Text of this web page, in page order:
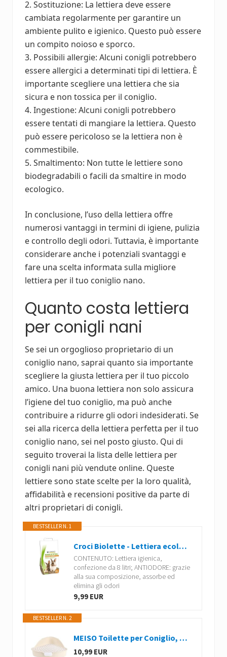
2. Sostituzione: La lettiera deve essere
cambiata regolarmente per garantire un
ambiente pulito e igienico. Questo può essere
un compito noioso e sporco.
3. Possibili allergie: Alcuni conigli potrebbero
essere allergici a determinati tipi di lettiera. È
importante scegliere una lettiera che sia
sicura e non tossica per il coniglio.
4. Ingestione: Alcuni conigli potrebbero
essere tentati di mangiare la lettiera. Questo
può essere pericoloso se la lettiera non è
commestibile.
5. Smaltimento: Non tutte le lettiere sono
biodegradabili o facili da smaltire in modo
ecologico.
In conclusione, l’uso della lettiera offre
numerosi vantaggi in termini di igiene, pulizia
e controllo degli odori. Tuttavia, è importante
considerare anche i potenziali svantaggi e
fare una scelta informata sulla migliore
lettiera per il tuo coniglio nano.
Quanto costa lettiera
per conigli nani
Se sei un orgoglioso proprietario di un
coniglio nano, saprai quanto sia importante
scegliere la giusta lettiera per il tuo piccolo
amico. Una buona lettiera non solo assicura
l’igiene del tuo coniglio, ma può anche
contribuire a ridurre gli odori indesiderati. Se
sei alla ricerca della lettiera perfetta per il tuo
coniglio nano, sei nel posto giusto. Qui di
seguito troverai la lista delle lettiera per
conigli nani più vendute online. Queste
lettiere sono state scelte per la loro qualità,
affidabilità e recensioni positive da parte di
altri proprietari di conigli.
BESTSELLER N. 1
Croci Biolette - Lettiera ecologica 8 litri, lettiera pellet, naturale e biologica, per conigli roditori uccelli e piccoli mammiferi, antiodore
CONTENUTO: Lettiera igienica,
confezione da 8 litri; ANTIODORE: grazie
alla sua composizione, assorbe ed
elimina gli odori
9,99 EUR
BESTSELLER N. 2
MEISO Toilette per Coniglio, Toilette per Animali Domestici, Vasino Addestrativo per Criceti, Toilette per Animali di Piccola Taglia di Triangolo per Coniglietti, Cincillà, Cavia (Bianco)
10,99 EUR